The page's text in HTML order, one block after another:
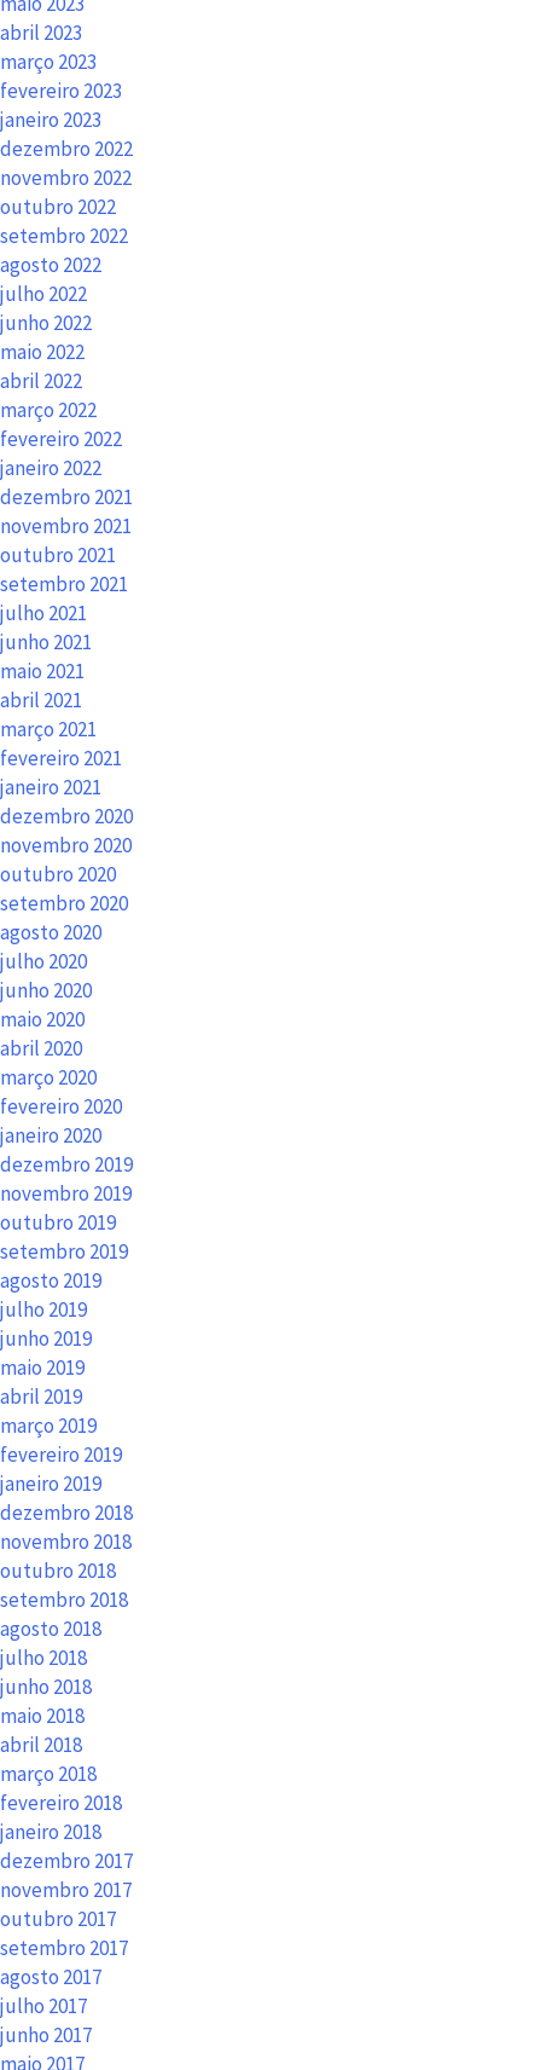
abril 2023
março 2023
fevereiro 2023
janeiro 2023
dezembro 2022
novembro 2022
outubro 2022
setembro 2022
agosto 2022
julho 2022
junho 2022
maio 2022
abril 2022
março 2022
fevereiro 2022
janeiro 2022
dezembro 2021
novembro 2021
outubro 2021
setembro 2021
julho 2021
junho 2021
maio 2021
abril 2021
março 2021
fevereiro 2021
janeiro 2021
dezembro 2020
novembro 2020
outubro 2020
setembro 2020
agosto 2020
julho 2020
junho 2020
maio 2020
abril 2020
março 2020
fevereiro 2020
janeiro 2020
dezembro 2019
novembro 2019
outubro 2019
setembro 2019
agosto 2019
julho 2019
junho 2019
maio 2019
abril 2019
março 2019
fevereiro 2019
janeiro 2019
dezembro 2018
novembro 2018
outubro 2018
setembro 2018
agosto 2018
julho 2018
junho 2018
maio 2018
abril 2018
março 2018
fevereiro 2018
janeiro 2018
dezembro 2017
novembro 2017
outubro 2017
setembro 2017
agosto 2017
julho 2017
junho 2017
maio 2017